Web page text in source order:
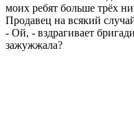
моих ребят больше трёх
Продавец на всякий
- Ой, - вздрагивает
зажужжала?